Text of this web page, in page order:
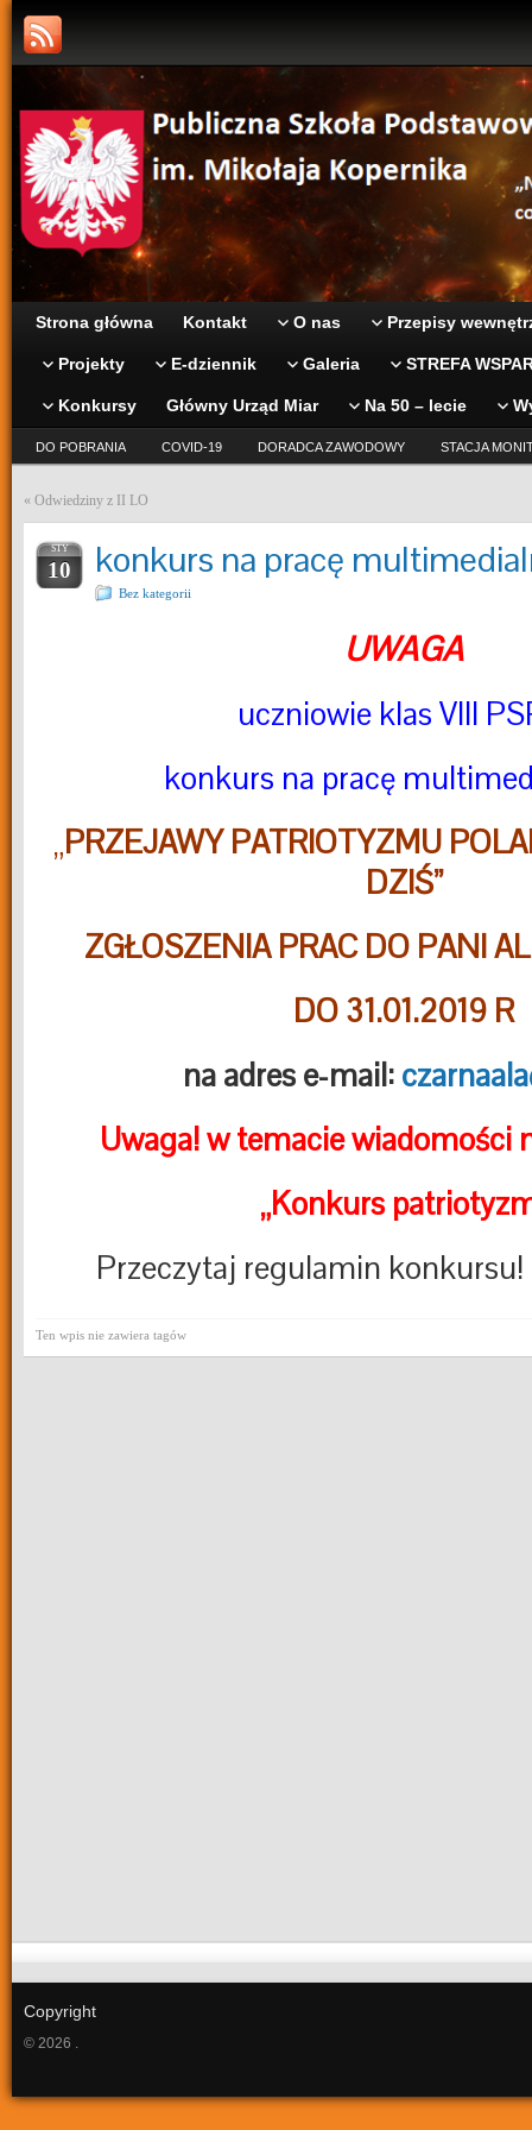
Strona główna Kontakt O nas Przepisy
Projekty E-dziennik Galeria STREFA
Konkursy Główny Urząd Miar Na 50 – lecie
DO POBRANIA COVID-19 DORADCA ZAWODOWY STACJA
« Odwiedziny z II LO
STY
10 konkurs na pracę
Bez kategorii
UWAGA
uczniowie klas VIII
konkurs na pracę
„PRZEJAWY PATRIOTYZMU
DZIŚ”
ZGŁOSZENIA PRAC DO PANI
DO 31.01.2019 R
na adres e-mail:
Uwaga! w temacie wiadomości
„Konkurs
Przeczytaj regulamin
Ten wpis nie zawiera tagów
Copyright
© 2026 .